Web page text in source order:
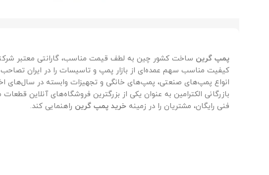
پمپ گرین ساخت کشور چین به لطف قیمت مناسب، گارانتی معتبر
انواع پمپ‌های صنعتی، پمپ‌‌های خانگی و تجهیزات وابسته در سال‌های
بازرگانی الکترامین به عنوان یکی از بزرگترین فروشگاه‌های آنلاین
فنی رایگان، مشتریان را در زمینه خرید پمپ گرین راهنمایی کند.